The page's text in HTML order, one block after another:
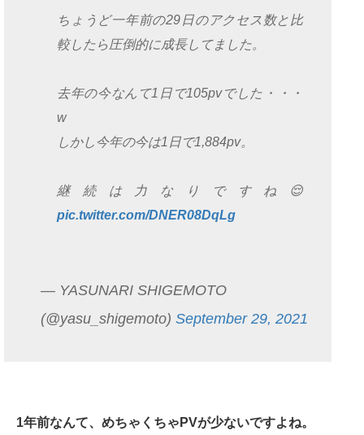
ちょうど一年前の29日のアクセス数と比
較したら圧倒的に成長してました。
去年の今なんて1日で105pvでした・・・
w
しかし今年の今は1日で1,884pv。
継続は力なりですね😌
pic.twitter.com/DNER08DqLg
— YASUNARI SHIGEMOTO
(@yasu_shigemoto) September 29, 2021
1年前なんて、めちゃくちゃPVが少ないですよね。